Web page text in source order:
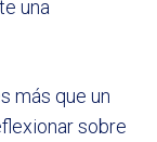
una
más que un
sobre